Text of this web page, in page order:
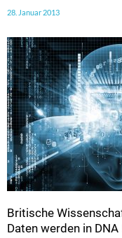
28. Januar 2013
Britische
Daten werden in